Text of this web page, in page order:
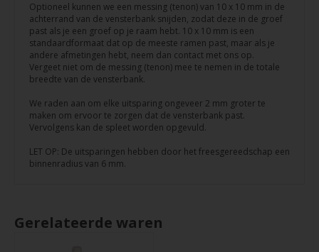
Optioneel kunnen we een messing (tenon) van 10 x 10 mm in de
achterrand van de vensterbank snijden, zodat deze in de groef
past als je een groef op je raam hebt. 10 x 10 mm is een
standaardformaat dat op de meeste ramen past, maar als je
andere afmetingen hebt, neem dan contact met ons op.
Vergeet niet om de messing (tenon) mee te nemen in de totale
breedte van de vensterbank.
We raden aan om elke uitsparing ongeveer 2 mm groter te
maken om ervoor te zorgen dat de vensterbank past.
Vervolgens kan de spleet worden opgevuld.
LET OP: De uitsparingen hebben door het freesgereedschap een
binnenradius van 6 mm.
Gerelateerde waren